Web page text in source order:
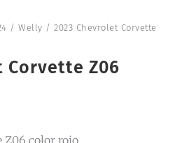
/ Welly / 2023 Chevrolet Corvette
Corvette Z06
Z06 color rojo.